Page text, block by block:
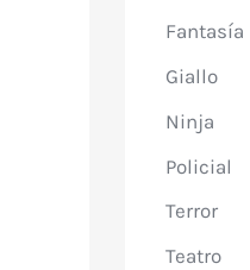
Fantasía
Giallo
Ninja
Policial
Terror
Teatro